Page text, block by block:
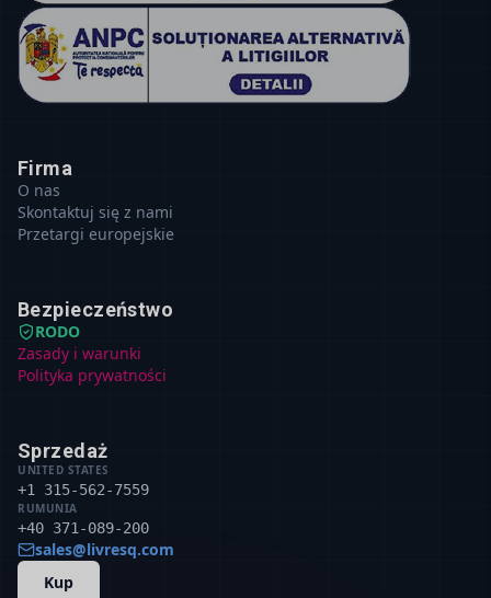
Firma
O nas
Skontaktuj się z nami
Przetargi europejskie
Bezpieczeństwo
RODO
Zasady i warunki
Polityka prywatności
Sprzedaż
UNITED STATES
+1 315-562-7559
RUMUNIA
+40 371-089-200
sales@livresq.com
Kup